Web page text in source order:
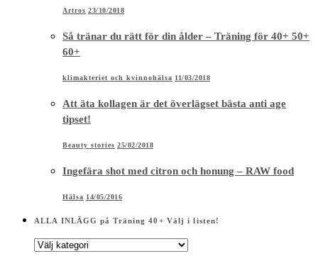
Artros 23/10/2018
Så tränar du rätt för din ålder – Träning för 40+ 50+
60+
klimakteriet och kvinnohälsa 11/03/2018
Att äta kollagen är det överlägset bästa anti age
tipset!
Beauty stories 25/02/2018
Ingefära shot med citron och honung – RAW food
Hälsa 14/05/2016
ALLA INLÄGG på Träning 40+ Välj i listen!
ALLA